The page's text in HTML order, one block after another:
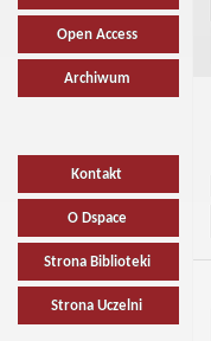
Open Access
Archiwum
Kontakt
O Dspace
Strona Biblioteki
Strona Uczelni